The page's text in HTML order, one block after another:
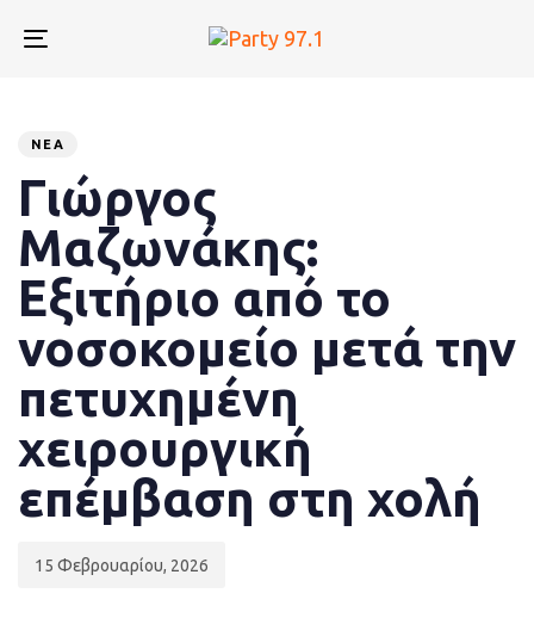
links
content
Toggle
ΝΈΑ
Γιώργος
Μαζωνάκης:
Εξιτήριο από το
νοσοκομείο μετά την
πετυχημένη
χειρουργική
επέμβαση στη χολή
15 Φεβρουαρίου, 2026